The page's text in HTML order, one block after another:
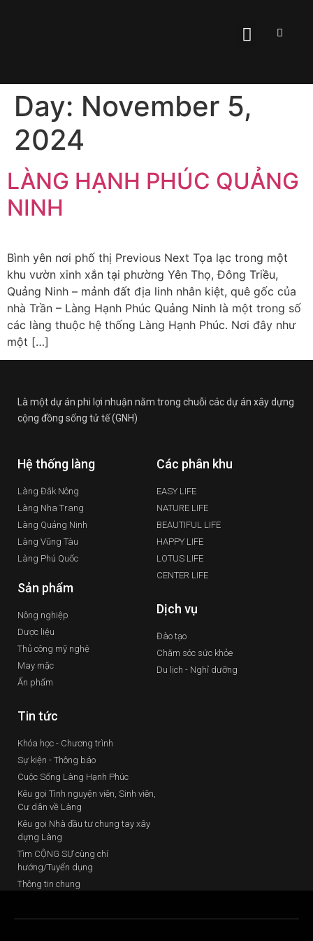
Day: November 5,
2024
LÀNG HẠNH PHÚC QUẢNG
NINH
Bình yên nơi phố thị Previous Next Tọa lạc trong một
khu vườn xinh xắn tại phường Yên Thọ, Đông Triều,
Quảng Ninh – mảnh đất địa linh nhân kiệt, quê gốc của
nhà Trần – Làng Hạnh Phúc Quảng Ninh là một trong số
các làng thuộc hệ thống Làng Hạnh Phúc. Nơi đây như
một […]
Là một dự án phi lợi nhuận nằm trong chuỗi các dự án xây dựng
cộng đồng sống tử tế (GNH)
Hệ thống làng
Làng Đắk Nông
Làng Nha Trang
Làng Quảng Ninh
Làng Vũng Tàu
Làng Phú Quốc
Các phân khu
EASY LIFE
NATURE LIFE
BEAUTIFUL LIFE
HAPPY LIFE
LOTUS LIFE
CENTER LIFE
Sản phẩm
Nông nghiệp
Dược liệu
Thủ công mỹ nghệ
May mặc
Ấn phẩm
Dịch vụ
Đào tạo
Chăm sóc sức khỏe
Du lịch - Nghỉ dưỡng
Tin tức
Khóa học - Chương trình
Sự kiện - Thông báo
Cuộc Sống Làng Hạnh Phúc
Kêu gọi Tình nguyện viên, Sinh viên,
Cư dân về Làng
Kêu gọi Nhà đầu tư chung tay xây
dựng Làng
Tìm CỘNG SỰ cùng chí
hướng/Tuyển dụng
Thông tin chung